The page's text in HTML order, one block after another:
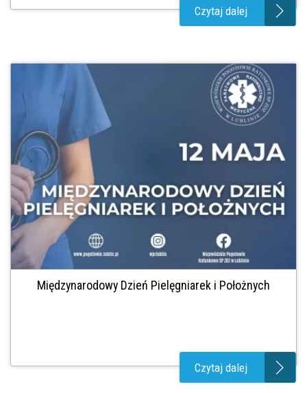
Czytaj dalej
Międzynarodowy Dzień Pielęgniarek i Położnych
Czytaj dalej